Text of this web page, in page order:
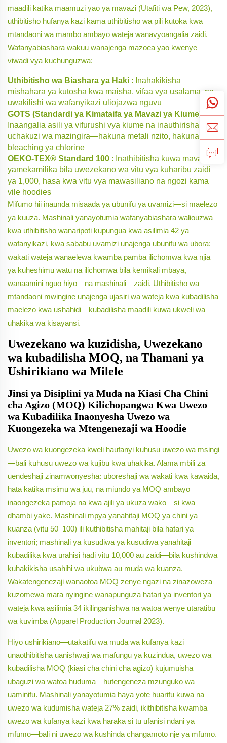
maadili katika maamuzi yao ya mavazi (Utafiti wa Pew, 2023),
uthibitisho hufanya kazi kama uthibitisho wa pili kutoka kwa
mtandaoni wa mambo ambayo wateja wanavyoangalia zaidi.
Wafanyabiashara wakuu wanajenga mazoea yao kwenye
viwadi vya kuchunguzwa:
Uthibitisho wa Biashara ya Haki : Inahakikisha
mishahara ya kutosha kwa maisha, vifaa vya usalama, na
uwakilishi wa wafanyikazi uliojazwa nguvu
GOTS (Standardi ya Kimataifa ya Mavazi ya Kiume):
Inaangalia asili ya vifurushi vya kiume na inauthirisha
uchakuzi wa mazingira—hakuna metali nzito, hakuna
bleaching ya chlorine
OEKO-TEX® Standard 100 : Inathibitisha kuwa mavazi
yamekamilika bila uwezekano wa vitu vya kuharibu zaidi
ya 1,000, hasa kwa vitu vya mawasiliano na ngozi kama
vile hoodies
Mifumo hii inaunda misaada ya ubunifu ya uvamizi—si maelezo
ya kuuza. Mashinali yanayotumia wafanyabiashara waliouzwa
kwa uthibitisho wanaripoti kupungua kwa asilimia 42 ya
wafanyikazi, kwa sababu uvamizi unajenga ubunifu wa ubora:
wakati wateja wanaelewa kwamba pamba ilichomwa kwa njia
ya kuheshimu watu na ilichomwa bila kemikali mbaya,
wanaamini nguo hiyo—na mashinali—zaidi. Uthibitisho wa
mtandaoni mwingine unajenga ujasiri wa wateja kwa kubadilisha
maelezo kwa ushahidi—kubadilisha maadili kuwa ukweli wa
uhakika wa kisayansi.
Uwezekano wa kuzidisha, Uwezekano
wa kubadilisha MOQ, na Thamani ya
Ushirikiano wa Milele
Jinsi ya Disiplini ya Muda na Kiasi Cha Chini
cha Agizo (MOQ) Kilichopangwa Kwa Uwezo
wa Kubadilika Inaonyesha Uwezo wa
Kuongezeka wa Mtengenezaji wa Hoodie
Uwezo wa kuongezeka kweli haufanyi kuhusu uwezo wa msingi
—bali kuhusu uwezo wa kujibu kwa uhakika. Alama mbili za
uendeshaji zinamwonyesha: uboreshaji wa wakati kwa kawaida,
hata katika msimu wa juu, na miundo ya MOQ ambayo
inaongezeka pamoja na kwa ajili ya ukuza wako—si kwa
dhambi yake. Mashinali mpya yanahitaji MOQ ya chini ya
kuanza (vitu 50–100) ili kuthibitisha mahitaji bila hatari ya
inventori; mashinali ya kusudiwa ya kusudiwa yanahitaji
kubadilika kwa urahisi hadi vitu 10,000 au zaidi—bila kushindwa
kuhakikisha usahihi wa ukubwa au muda wa kuanza.
Wakatengenezaji wanaotoa MOQ zenye ngazi na zinazoweza
kuzomewa mara nyingine wanapunguza hatari ya inventori ya
wateja kwa asilimia 34 ikilinganishwa na watoa wenye utaratibu
wa kuvimba (Apparel Production Journal 2023).
Hiyo ushirikiano—utakatifu wa muda wa kufanya kazi
unaothibitisha uanishwaji wa mafungu ya kuzindua, uwezo wa
kubadilisha MOQ (kiasi cha chini cha agizo) kujumuisha
ubaguzi wa watoa huduma—hutengeneza mzunguko wa
uaminifu. Mashinali yanayotumia haya yote huarifu kuwa na
uwezo wa kudumisha wateja 27% zaidi, ikithibitisha kwamba
uwezo wa kufanya kazi kwa haraka si tu ufanisi ndani ya
mfumo—bali ni uwezo wa kushinda changamoto nje ya mfumo.